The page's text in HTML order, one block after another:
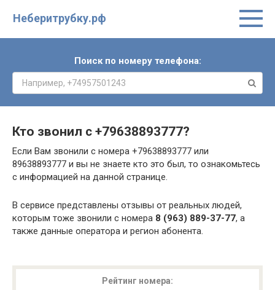
Неберитрубку.рф
Поиск по номеру телефона:
Кто звонил с +79638893777?
Если Вам звонили с номера +79638893777 или
89638893777 и вы не знаете кто это был, то ознакомьтесь
с информацией на данной странице.
В сервисе представлены отзывы от реальных людей,
которым тоже звонили с номера 8 (963) 889-37-77, а
также данные оператора и регион абонента.
Рейтинг номера: